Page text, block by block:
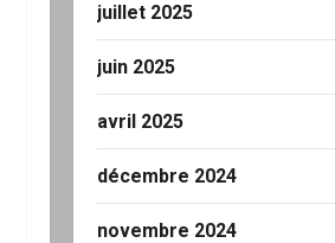
juillet 2025
juin 2025
avril 2025
décembre 2024
novembre 2024